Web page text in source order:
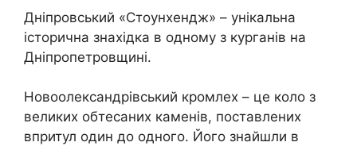
Дніпровський «Стоунхендж» – унікальна
історична знахідка в одному з курганів на
Дніпропетровщині.
Новоолександрівський кромлех – це коло з
великих обтесаних каменів, поставлених
впритул один до одного. Його знайшли в